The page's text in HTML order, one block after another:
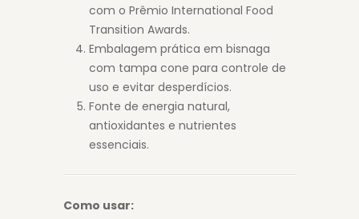
com o Prêmio International Food
Transition Awards.
Embalagem prática em bisnaga
com tampa cone para controle de
uso e evitar desperdícios.
Fonte de energia natural,
antioxidantes e nutrientes
essenciais.
Como usar: